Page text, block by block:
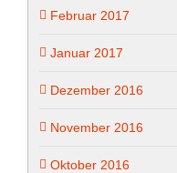
Februar 2017
Januar 2017
Dezember 2016
November 2016
Oktober 2016